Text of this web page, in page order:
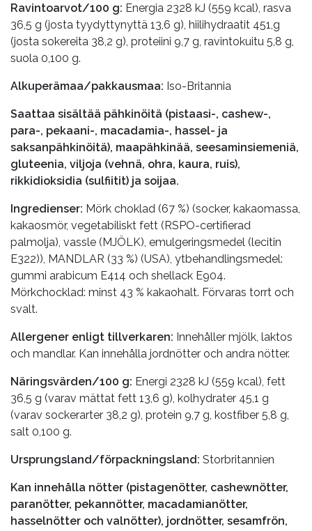
Ravintoarvot/100 g: Energia 2328 kJ (559 kcal), rasva
36,5 g (josta tyydyttynyttä 13,6 g), hiilihydraatit 451,g
(josta sokereita 38,2 g), proteiini 9,7 g, ravintokuitu 5,8 g,
suola 0,100 g.
Alkuperämaa/pakkausmaa: Iso-Britannia
Saattaa sisältää pähkinöitä (pistaasi-, cashew-,
para-, pekaani-, macadamia-, hassel- ja
saksanpähkinöitä), maapähkinää, seesaminsiemeniä,
gluteenia, viljoja (vehnä, ohra, kaura, ruis),
rikkidioksidia (sulfiitit) ja soijaa.
Ingredienser: Mörk choklad (67 %) (socker, kakaomassa,
kakaosmör, vegetabiliskt fett (RSPO-certifierad
palmolja), vassle (MJÖLK), emulgeringsmedel (lecitin
E322)), MANDLAR (33 %) (USA), ytbehandlingsmedel:
gummi arabicum E414 och shellack E904.
Mörkchocklad: minst 43 % kakaohalt. Förvaras torrt och
svalt.
Allergener enligt tillverkaren: Innehåller mjölk, laktos
och mandlar. Kan innehålla jordnötter och andra nötter.
Näringsvärden/100 g: Energi 2328 kJ (559 kcal), fett
36,5 g (varav mättat fett 13,6 g), kolhydrater 45,1 g
(varav sockerarter 38,2 g), protein 9,7 g, kostfiber 5,8 g,
salt 0,100 g.
Ursprungsland/förpackningsland: Storbritannien
Kan innehålla nötter (pistagenötter, cashewnötter,
paranötter, pekannötter, macadamianötter,
hasselnötter och valnötter), jordnötter, sesamfrön,